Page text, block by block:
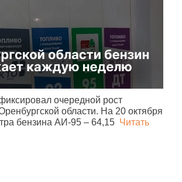
очередной рост
области. На 20 октября
бензина АИ‑95 – 64,15 Читать